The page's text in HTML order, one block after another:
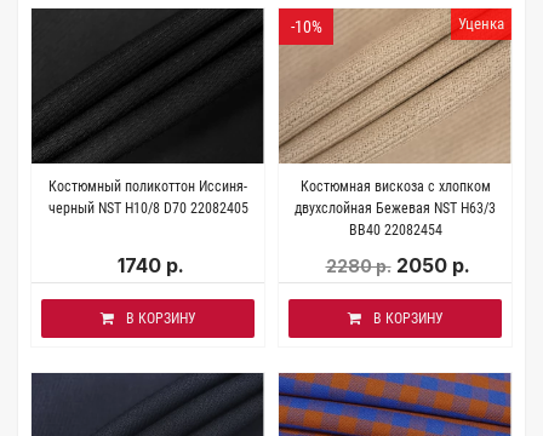
Костюмный поликоттон Иссиня-
черный NST H10/8 D70 22082405
1740 р.
В КОРЗИНУ
Уценка
-10%
Костюмная вискоза с хлопком
двухслойная Бежевая NST H63/3
BB40 22082454
2280 р. 2050 р.
В КОРЗИНУ